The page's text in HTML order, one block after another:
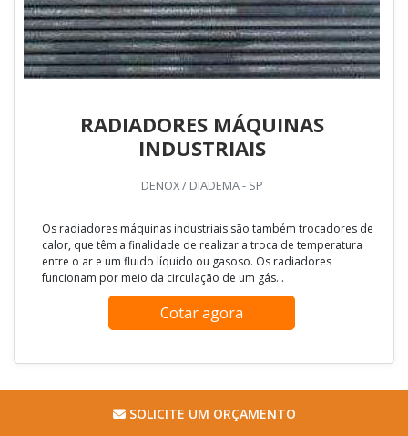
RADIADORES MÁQUINAS
INDUSTRIAIS
DENOX / DIADEMA - SP
Os radiadores máquinas industriais são também trocadores de
calor, que têm a finalidade de realizar a troca de temperatura
entre o ar e um fluido líquido ou gasoso. Os radiadores
funcionam por meio da circulação de um gás...
Cotar agora
SOLICITE UM ORÇAMENTO